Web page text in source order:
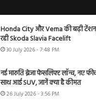
Honda City और Verna की बढ़ी
रही Skoda Slavia Facelift
30 July 2026 - 7:48 PM
नई मारुति ब्रेजा फेसलिफ्ट लॉन्च, नए
साथ आई SUV, जानें क्या है कीमत
26 July 2026 - 3:56 PM